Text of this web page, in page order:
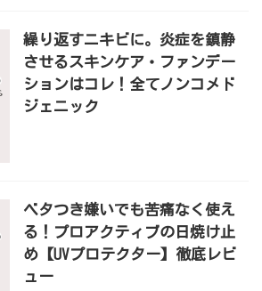
繰り返すニキビに。炎症を鎮静
させるスキンケア・ファンデー
ションはコレ！全てノンコメド
ジェニック
ベタつき嫌いでも苦痛なく使え
る！プロアクティブの日焼け止
め【UVプロテクター】徹底レビ
ュー